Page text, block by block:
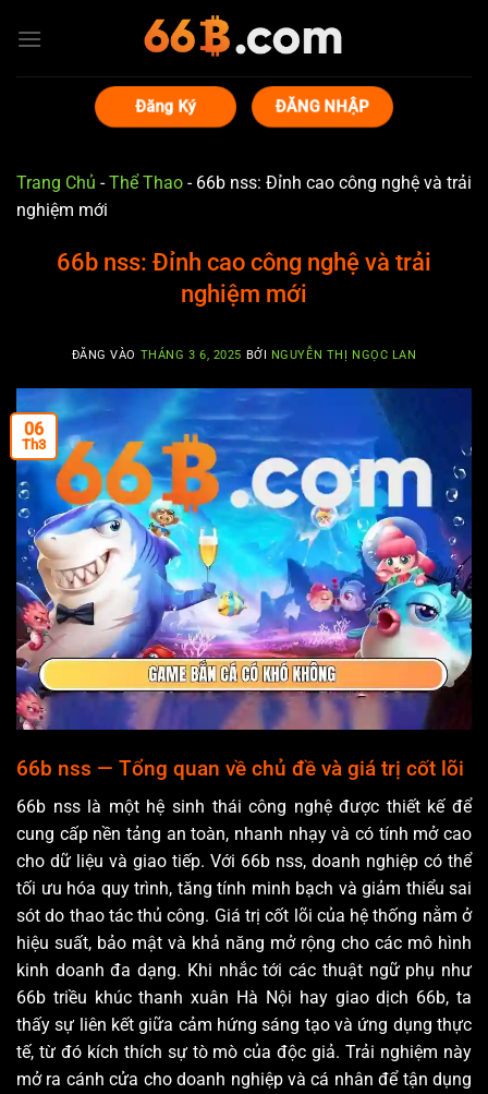
qua
Đăng Ký ĐĂNG NHẬP
Trang Chủ -Thể Thao - 66b nss: Đỉnh cao công nghệ và trải
nghiệm mới
66b nss: Đỉnh cao công nghệ và trải
nghiệm mới
ĐĂNG VÀO THÁNG 3 6, 2025 BỞI NGUYỄN THỊ NGỌC LAN
06
Th3
66b nss — Tổng quan về chủ đề và giá trị cốt lõi
66b nss là một hệ sinh thái công nghệ được thiết kế để
cung cấp nền tảng an toàn, nhanh nhạy và có tính mở cao
cho dữ liệu và giao tiếp. Với 66b nss, doanh nghiệp có thể
tối ưu hóa quy trình, tăng tính minh bạch và giảm thiểu sai
sót do thao tác thủ công. Giá trị cốt lõi của hệ thống nằm ở
hiệu suất, bảo mật và khả năng mở rộng cho các mô hình
kinh doanh đa dạng. Khi nhắc tới các thuật ngữ phụ như
66b triều khúc thanh xuân Hà Nội hay giao dịch 66b, ta
thấy sự liên kết giữa cảm hứng sáng tạo và ứng dụng thực
tế, từ đó kích thích sự tò mò của độc giả. Trải nghiệm này
mở ra cánh cửa cho doanh nghiệp và cá nhân để tận dụng